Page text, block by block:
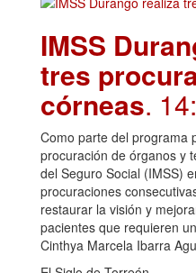
IMSS
tres
córneas.
Como parte del programa
procuración de órganos y
del Seguro Social (IMSS)
procuraciones
restaurar la visión y
pacientes que requieren
Cinthya Marcela Ibarra